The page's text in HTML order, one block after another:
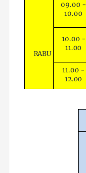
RABU
09.00 -
10.00
10.00 -
11.00
11.00 -
12.00